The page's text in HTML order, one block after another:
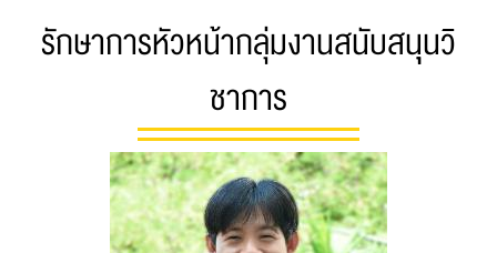
รักษาการหัวหน้ากลุ่มงานสนับสนุุนวิ
ชาการ